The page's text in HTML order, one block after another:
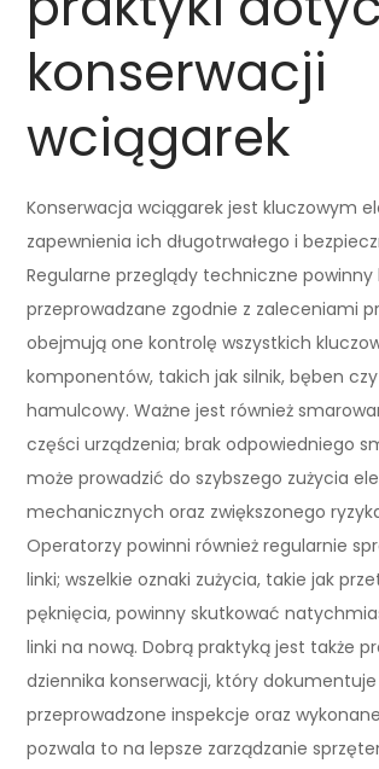
konserwacji
wciągarek
Konserwacja wciągarek jest kluczowym
zapewnienia ich długotrwałego i
Regularne przeglądy techniczne powinny
przeprowadzane zgodnie z zaleceniami
obejmują one kontrolę wszystkich
komponentów, takich jak silnik, bęben
hamulcowy. Ważne jest również
części urządzenia; brak odpowiedniego
może prowadzić do szybszego zużycia
mechanicznych oraz zwiększonego
Operatorzy powinni również regularnie
linki; wszelkie oznaki zużycia, takie jak
pęknięcia, powinny skutkować
linki na nową. Dobrą praktyką jest także
dziennika konserwacji, który dokumentuje
przeprowadzone inspekcje oraz
pozwala to na lepsze zarządzanie